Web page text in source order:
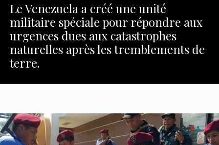
Le Venezuela a créé une unité
militaire spéciale pour répondre aux
urgences dues aux catastrophes
naturelles après les tremblements de
terre.